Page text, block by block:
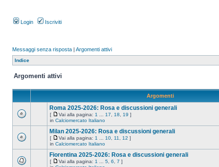
Login Iscriviti
Messaggi senza risposta | Argomenti attivi
Indice
Argomenti attivi
Argomenti
Roma 2025-2026: Rosa e discussioni generali
[ Vai alla pagina: 1 17 18 19 ]
in Calciomercato Italiano
Milan 2025-2026: Rosa e discussioni generali
[ Vai alla pagina: 1 10 11 12 ]
in Calciomercato Italiano
Fiorentina 2025-2026: Rosa e discussioni generali
[ Vai alla pagina: 1 5 6 7 ]